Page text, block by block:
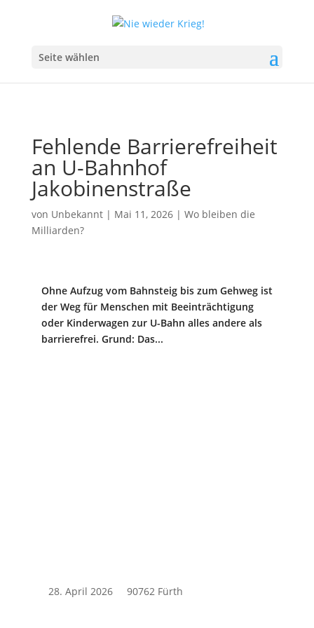
Seite wählen
Fehlende Barrierefreiheit
an U-Bahnhof
Jakobinenstraße
von Unbekannt| Mai 11, 2026| Wo bleiben die
Milliarden?
Ohne Aufzug vom Bahnsteig bis zum Gehweg ist
der Weg für Menschen mit Beeinträchtigung
oder Kinderwagen zur U-Bahn alles andere als
barrierefrei. Grund: Das...
28. April 2026 90762 Fürth